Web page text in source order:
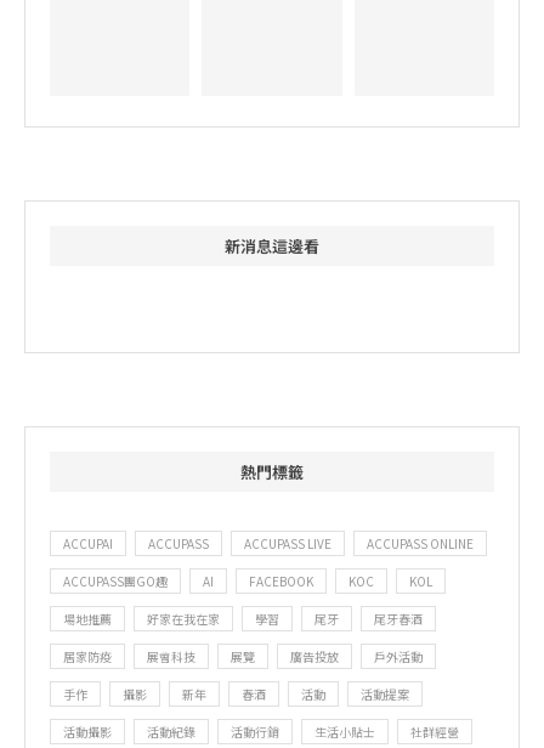
新消息這邊看
熱門標籤
ACCUPAI ACCUPASS ACCUPASS LIVE ACCUPASS ONLINE
ACCUPASS團GO趣 AI FACEBOOK KOC KOL
場地推薦 好家在我在家 學習 尾牙 尾牙春酒
居家防疫 展會科技 展覽 廣告投放 戶外活動
手作 攝影 新年 春酒 活動 活動提案
活動攝影 活動紀錄 活動行銷 生活小貼士 社群經營